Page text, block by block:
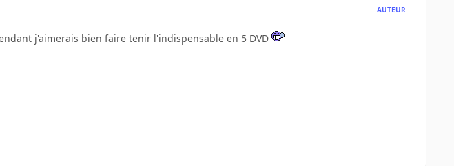
AUTEUR
j'aimerais bien faire tenir l'indispensable en 5 DVD